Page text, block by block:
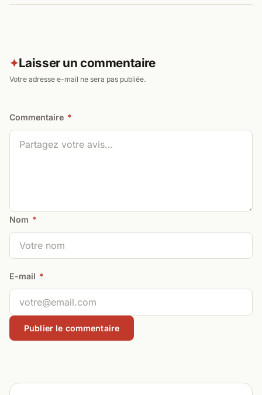
✦Laisser un commentaire
Votre adresse e-mail ne sera pas publiée.
Commentaire *
Nom *
E-mail *